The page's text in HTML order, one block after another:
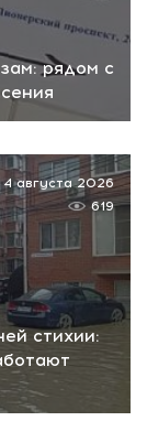
рядом с
стихии:
4 августа 2026
619